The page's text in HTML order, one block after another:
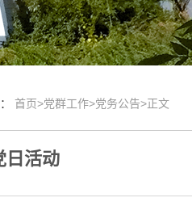
首页>党群工作>党务公告>正文
日活动